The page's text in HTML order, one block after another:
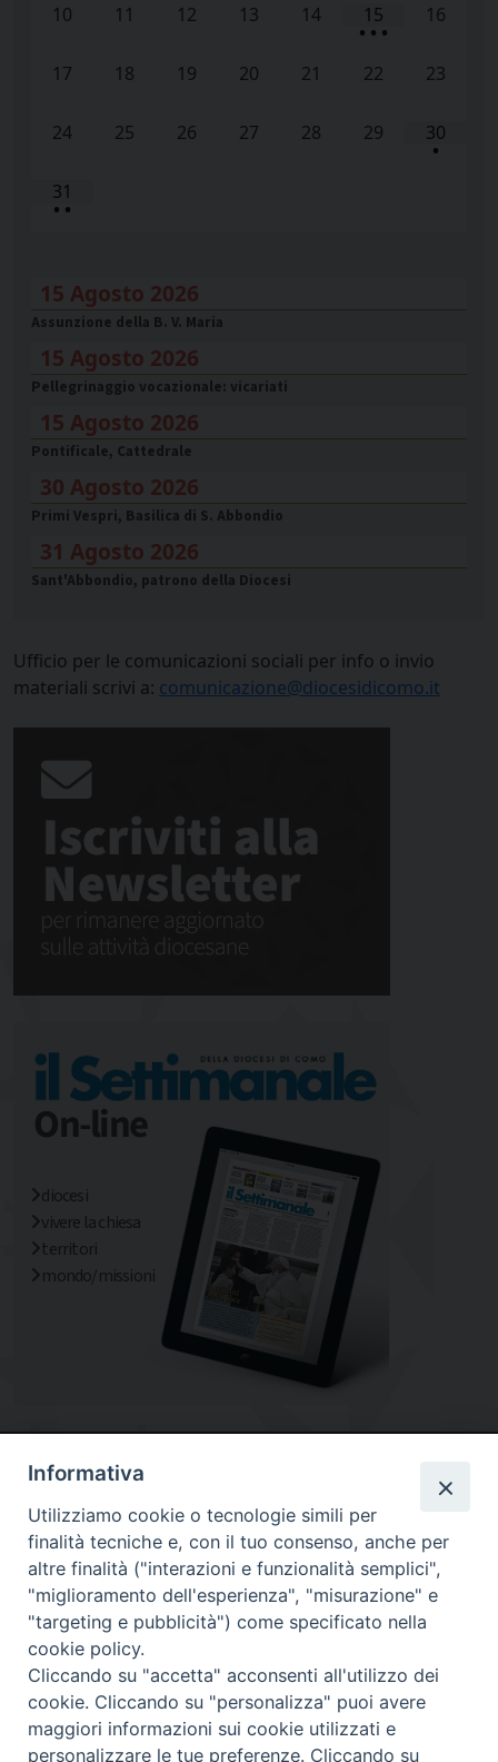
10 11 12 13 14 15
• • •
16
17 18 19 20 21 22 23
24 25 26 27 28 29 30
•
31
• •
15 Agosto 2026
Assunzione della B. V. Maria
15 Agosto 2026
Pellegrinaggio vocazionale: vicariati
15 Agosto 2026
Pontificale, Cattedrale
30 Agosto 2026
Primi Vespri, Basilica di S. Abbondio
31 Agosto 2026
Sant'Abbondio, patrono della Diocesi
Ufficio per le comunicazioni sociali per info o invio
materiali scrivi a: comunicazione@diocesidicomo.it
diocesi
vivere la chiesa
territori
mondo/missioni
Diocesi
di Como
Informativa
Utilizziamo cookie o tecnologie simili per
finalità tecniche e, con il tuo consenso, anche per
altre finalità ("interazioni e funzionalità semplici",
"miglioramento dell'esperienza", "misurazione" e
"targeting e pubblicità") come specificato nella
cookie policy.
Cliccando su "accetta" acconsenti all'utilizzo dei
cookie. Cliccando su "personalizza" puoi avere
maggiori informazioni sui cookie utilizzati e
personalizzare le tue preferenze. Cliccando su